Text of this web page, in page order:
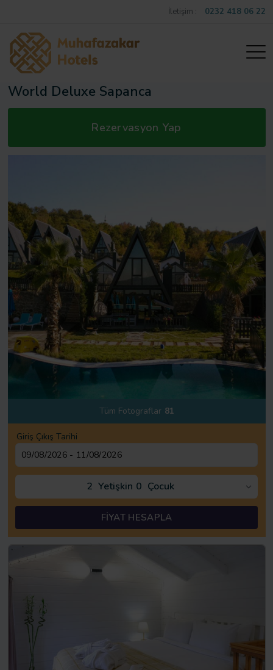
İletişim : 0232 418 06 22
World Deluxe Sapanca
Rezervasyon Yap
Tüm Fotograflar 81
Giriş Çıkış Tarihi
2 Yetişkin 0 Çocuk
FİYAT HESAPLA